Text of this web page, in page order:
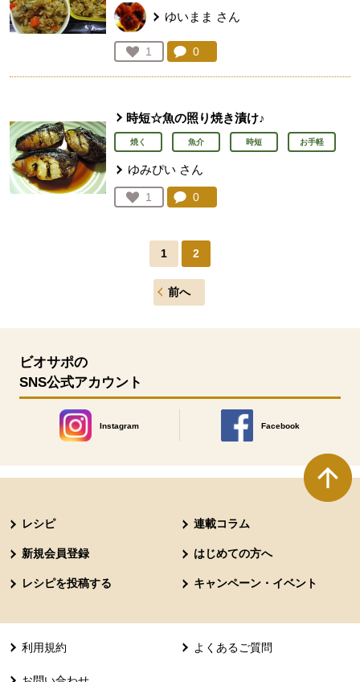
ゆいまま さん
お気に入り登録：
1
人が登録
コメント：
0
時短☆魚の照り焼き漬け♪
焼く 魚介 時短 お手軽
ゆみぴい さん
お気に入り登録：
1
人が登録
コメント：
0
1 2
前へ
ビオサポの
SNS公式アカウント
Instagram
別のウィンドウで開きます。
Facebook
別のウィンドウで開きます
レシピ 連載コラム
新規会員登録 はじめての方へ
レシピを投稿する キャンペーン・イベント
利用規約 よくあるご質問